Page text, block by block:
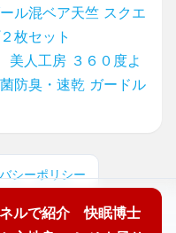
ル混ベア天竺 スクエ
枚セット
人工房 ３６０度よ
防臭・速乾 ガードル
ルで紹介 快眠博士
シーポリシー
こで買えます！